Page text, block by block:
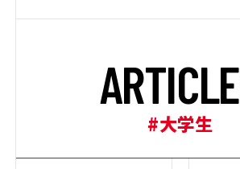
ARTICLE
#大学生